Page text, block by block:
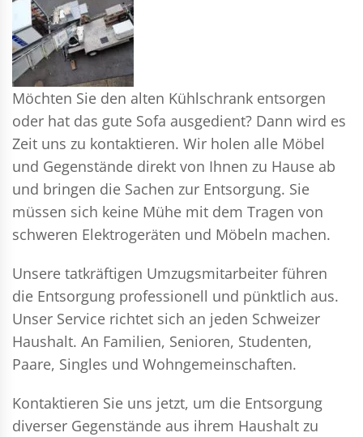
Möchten Sie den alten Kühlschrank entsorgen
oder hat das gute Sofa ausgedient? Dann wird es
Zeit uns zu kontaktieren. Wir holen alle Möbel
und Gegenstände direkt von Ihnen zu Hause ab
und bringen die Sachen zur Entsorgung. Sie
müssen sich keine Mühe mit dem Tragen von
schweren Elektrogeräten und Möbeln machen.
Unsere tatkräftigen Umzugsmitarbeiter führen
die Entsorgung professionell und pünktlich aus.
Unser Service richtet sich an jeden Schweizer
Haushalt. An Familien, Senioren, Studenten,
Paare, Singles und Wohngemeinschaften.
Kontaktieren Sie uns jetzt, um die Entsorgung
diverser Gegenstände aus ihrem Haushalt zu